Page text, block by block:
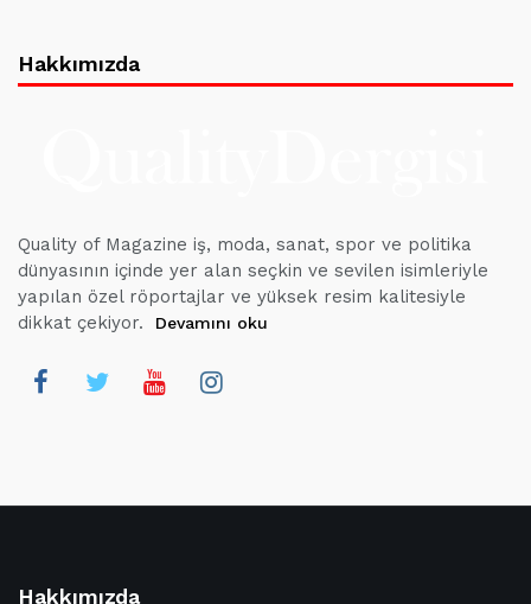
Hakkımızda
Quality of Magazine iş, moda, sanat, spor ve politika
dünyasının içinde yer alan seçkin ve sevilen isimleriyle
yapılan özel röportajlar ve yüksek resim kalitesiyle
dikkat çekiyor.
Devamını oku
Hakkımızda